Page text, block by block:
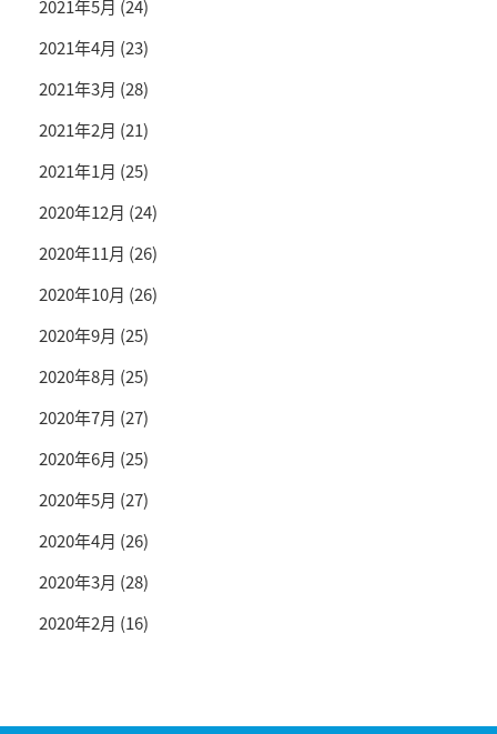
2021年5月 (24)
2021年4月 (23)
2021年3月 (28)
2021年2月 (21)
2021年1月 (25)
2020年12月 (24)
2020年11月 (26)
2020年10月 (26)
2020年9月 (25)
2020年8月 (25)
2020年7月 (27)
2020年6月 (25)
2020年5月 (27)
2020年4月 (26)
2020年3月 (28)
2020年2月 (16)